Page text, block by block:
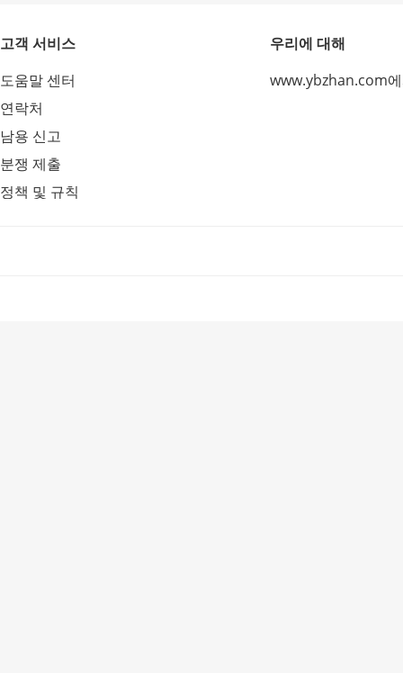
고객 서비스
도움말 센터
연락처
남용 신고
분쟁 제출
정책 및 규칙
우리에 대해
www.ybzhan.com